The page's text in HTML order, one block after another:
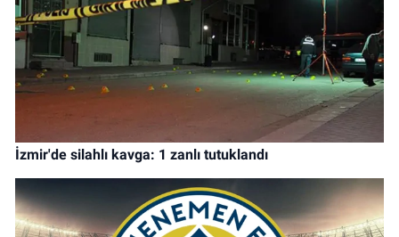
İzmir'de silahlı kavga: 1 zanlı tutuklandı